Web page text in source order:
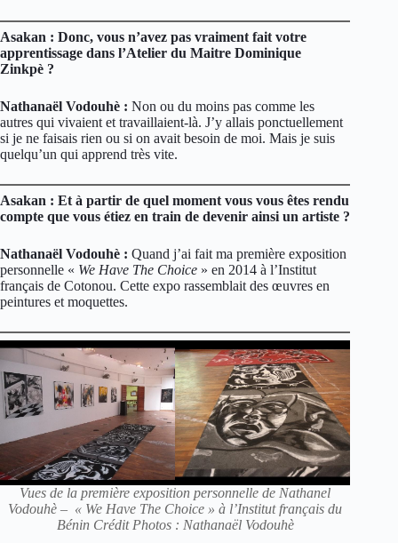
Asakan : Donc, vous n’avez pas vraiment fait votre
apprentissage dans l’Atelier du Maitre Dominique
Zinkpè ?
Nathanaël Vodouhè : Non ou du moins pas comme les
autres qui vivaient et travaillaient-là. J’y allais ponctuellement
si je ne faisais rien ou si on avait besoin de moi. Mais je suis
quelqu’un qui apprend très vite.
Asakan : Et à partir de quel moment vous vous êtes rendu
compte que vous étiez en train de devenir ainsi un artiste ?
Nathanaël Vodouhè : Quand j’ai fait ma première exposition
personnelle « We Have The Choice » en 2014 à l’Institut
français de Cotonou. Cette expo rassemblait des œuvres en
peintures et moquettes.
Vues de la première exposition personnelle de Nathanel
Vodouhè – « We Have The Choice » à l’Institut français du
Bénin Crédit Photos : Nathanaël Vodouhè